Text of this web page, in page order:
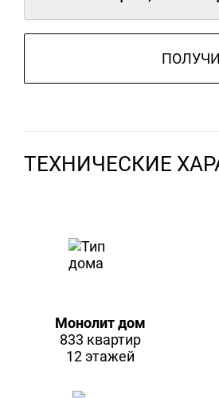
ТЕХНИЧЕСКИЕ
Монолит дом
833 квартир
12 этажей